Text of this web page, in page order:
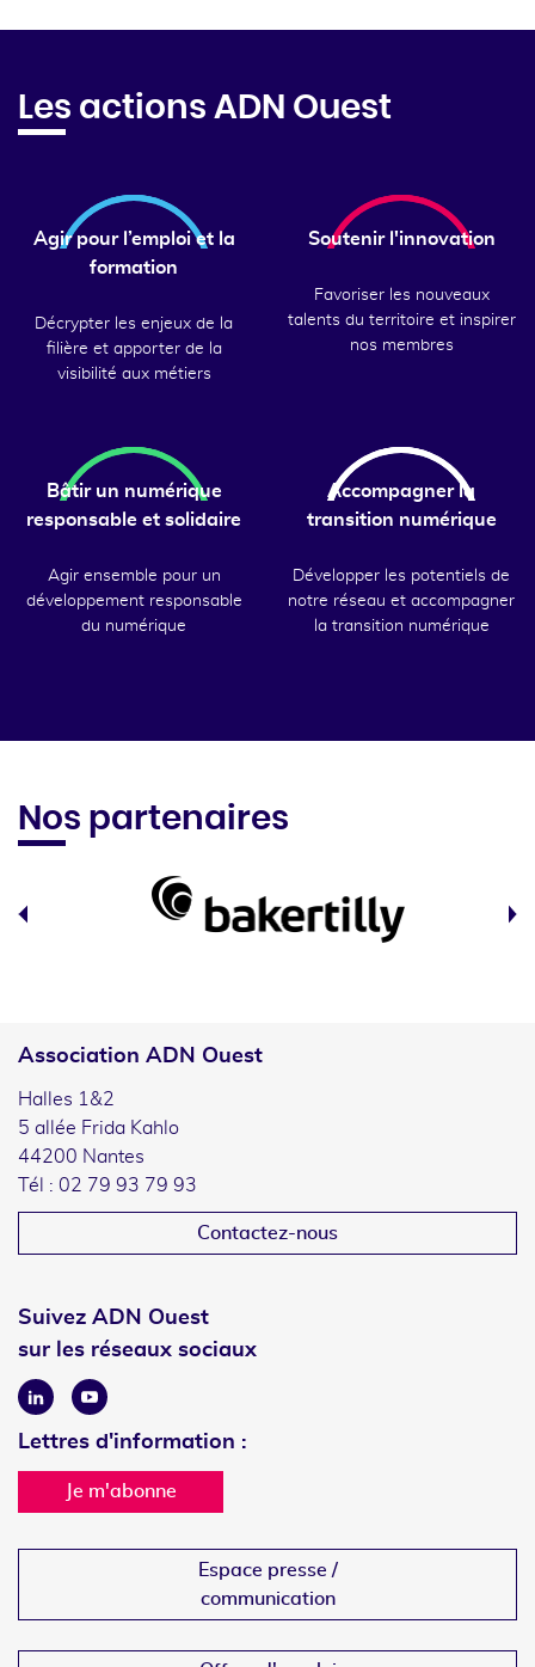
Les actions ADN Ouest
Agir pour l’emploi et la
formation
Décrypter les enjeux de la
filière et apporter de la
visibilité aux métiers
Soutenir l'innovation
Favoriser les nouveaux
talents du territoire et inspirer
nos membres
Bâtir un numérique
responsable et solidaire
Agir ensemble pour un
développement responsable
du numérique
Accompagner la
transition numérique
Développer les potentiels de
notre réseau et accompagner
la transition numérique
Nos partenaires
Association ADN Ouest
Halles 1&2
5 allée Frida Kahlo
44200 Nantes
Tél : 02 79 93 79 93
Contactez-nous
Suivez ADN Ouest
sur les réseaux sociaux
LinkedinYoutube
Lettres d'information :
Je m'abonne
Espace presse /
communication